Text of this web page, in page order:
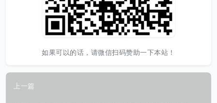
如果可以的话，请微信扫码赞助一下本站！
上一篇